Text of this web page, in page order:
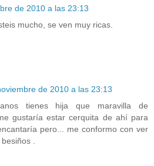
de 2010 a las 23:13
mucho, se ven muy ricas.
de 2010 a las 23:13
tienes hija que maravilla de
gustaría estar cerquita de ahí para
pero... me conformo con ver
.